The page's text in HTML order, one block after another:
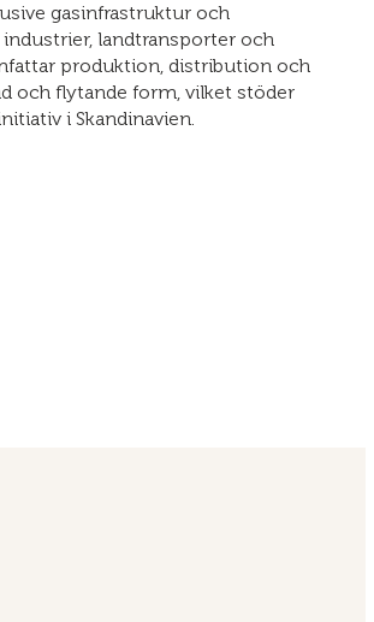
gasinfrastruktur och
landtransporter och
produktion, distribution och
och flytande form, vilket stöder
i Skandinavien.